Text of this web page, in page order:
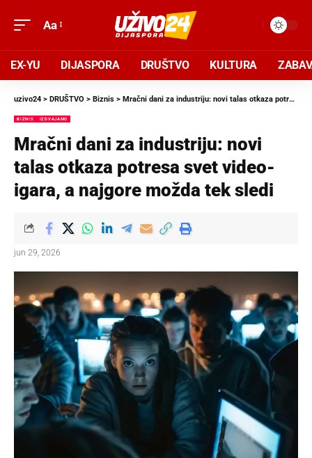
Aa
EX-YU DIJASPORA DRUŠTVO KULTURA
uzivo24 > DRUŠTVO > Biznis > Mračni dani za industriju: novi talas otkaza potresa svet video-igara, a najgore možda tek sledi
BIZNIS IZDVAJAMO
Mračni dani za industriju: novi
talas otkaza potresa svet video-
igara, a najgore možda tek sledi
jun 29, 2026